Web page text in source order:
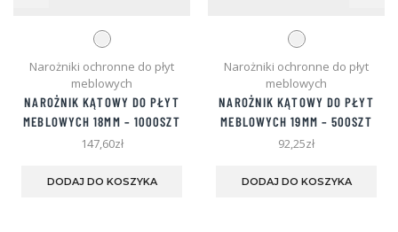
Narożniki ochronne do płyt
meblowych
NAROŻNIK KĄTOWY DO PŁYT
MEBLOWYCH 18MM – 1000SZT
147,60zł
DODAJ DO KOSZYKA
Narożniki ochronne do płyt
meblowych
NAROŻNIK KĄTOWY DO PŁYT
MEBLOWYCH 19MM – 500SZT
92,25zł
DODAJ DO KOSZYKA